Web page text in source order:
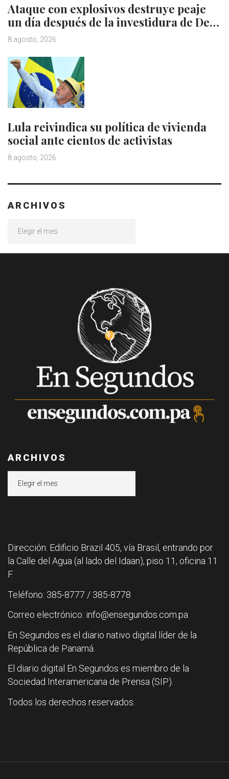
Ataque con explosivos destruye peaje
un día después de la investidura de De…
8 agosto, 2026
Lula reivindica su política de vivienda
social ante cientos de activistas
8 agosto, 2026
ARCHIVOS
ARCHIVOS
Dirección: Edificio Brazil 405, vía Brasil, entrando por
la Calle del Agua (al lado del Idaan), piso 11, oficina 11
F.
Teléfono: 385-8777 / 385-8778
Correo electrónico: info@ensegundos.com.pa
En Segundos es el diario nativo digital líder de la
República de Panamá.
El diario digital En Segundos es miembro de la
Sociedad Interamericana de Prensa (SIP).
Todos los derechos reservados.